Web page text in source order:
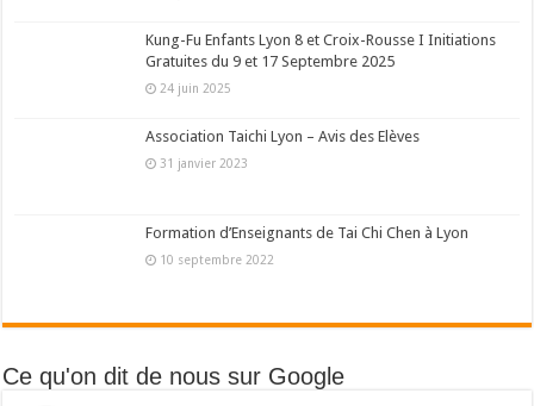
Kung-Fu Enfants Lyon 8 et Croix-Rousse I Initiations
Gratuites du 9 et 17 Septembre 2025
24 juin 2025
Association Taichi Lyon – Avis des Elèves
31 janvier 2023
Formation d’Enseignants de Tai Chi Chen à Lyon
10 septembre 2022
Ce qu'on dit de nous sur Google